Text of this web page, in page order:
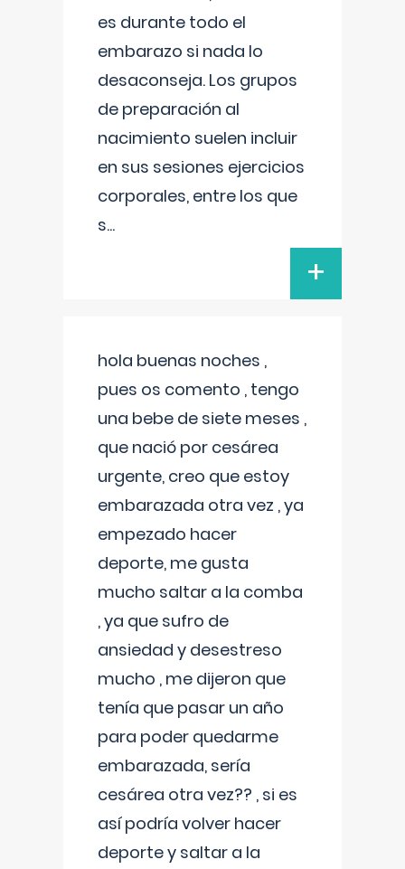
es durante todo el
embarazo si nada lo
desaconseja. Los grupos
de preparación al
nacimiento suelen incluir
en sus sesiones ejercicios
corporales, entre los que
s...
+
hola buenas noches ,
pues os comento , tengo
una bebe de siete meses ,
que nació por cesárea
urgente, creo que estoy
embarazada otra vez , ya
empezado hacer
deporte, me gusta
mucho saltar a la comba
, ya que sufro de
ansiedad y desestreso
mucho , me dijeron que
tenía que pasar un año
para poder quedarme
embarazada, sería
cesárea otra vez?? , si es
así podría volver hacer
deporte y saltar a la